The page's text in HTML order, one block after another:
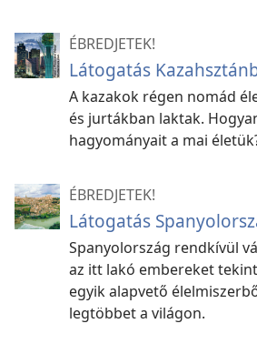
ÉBREDJETEK!
Látogatás
A kazakok régen nomád
és jurtákban laktak.
hagyományait a mai
ÉBREDJETEK!
Látogatás
Spanyolország rendkívül
az itt lakó embereket
egyik alapvető
legtöbbet a világon.